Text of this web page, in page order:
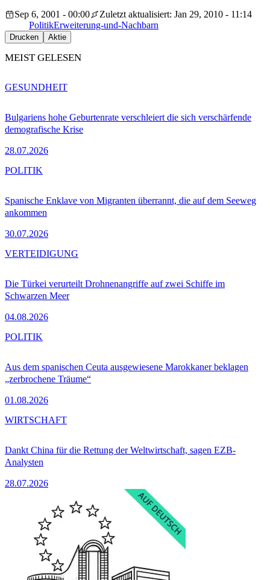
Sep 6, 2001 - 00:00
Zuletzt aktualisiert: Jan 29, 2010 - 11:14
PolitikErweiterung-und-Nachbarn
Drucken Aktie
MEIST GELESEN
Bulgariens hohe Geburtenrate verschleiert die sich verschärfende
demografische Krise
28.07.2026
GESUNDHEIT
Spanische Enklave von Migranten überrannt, die auf dem Seeweg
ankommen
30.07.2026
POLITIK
Die Türkei verurteilt Drohnenangriffe auf zwei Schiffe im
Schwarzen Meer
04.08.2026
VERTEIDIGUNG
Aus dem spanischen Ceuta ausgewiesene Marokkaner beklagen
„zerbrochene Träume“
01.08.2026
POLITIK
Dankt China für die Rettung der Weltwirtschaft, sagen EZB-
Analysten
28.07.2026
WIRTSCHAFT